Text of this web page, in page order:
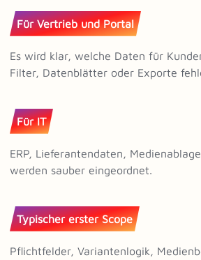
Für Vertrieb und Portal
Es wird klar, welche Daten für
Filter, Datenblätter oder Exporte
Für IT
ERP, Lieferantendaten,
werden sauber eingeordnet.
Typischer erster Scope
Pflichtfelder, Variantenlogik,